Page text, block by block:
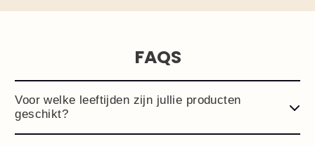
FAQS
Voor welke leeftijden zijn jullie producten
geschikt?